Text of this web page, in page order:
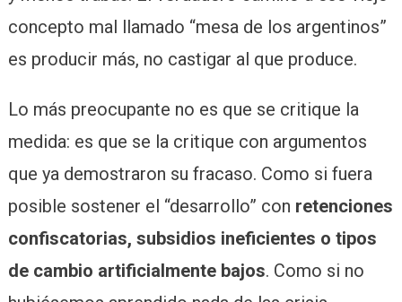
concepto mal llamado “mesa de los argentinos”
es producir más, no castigar al que produce.
Lo más preocupante no es que se critique la
medida: es que se la critique con argumentos
que ya demostraron su fracaso. Como si fuera
posible sostener el “desarrollo” con retenciones
confiscatorias, subsidios ineficientes o tipos
de cambio artificialmente bajos. Como si no